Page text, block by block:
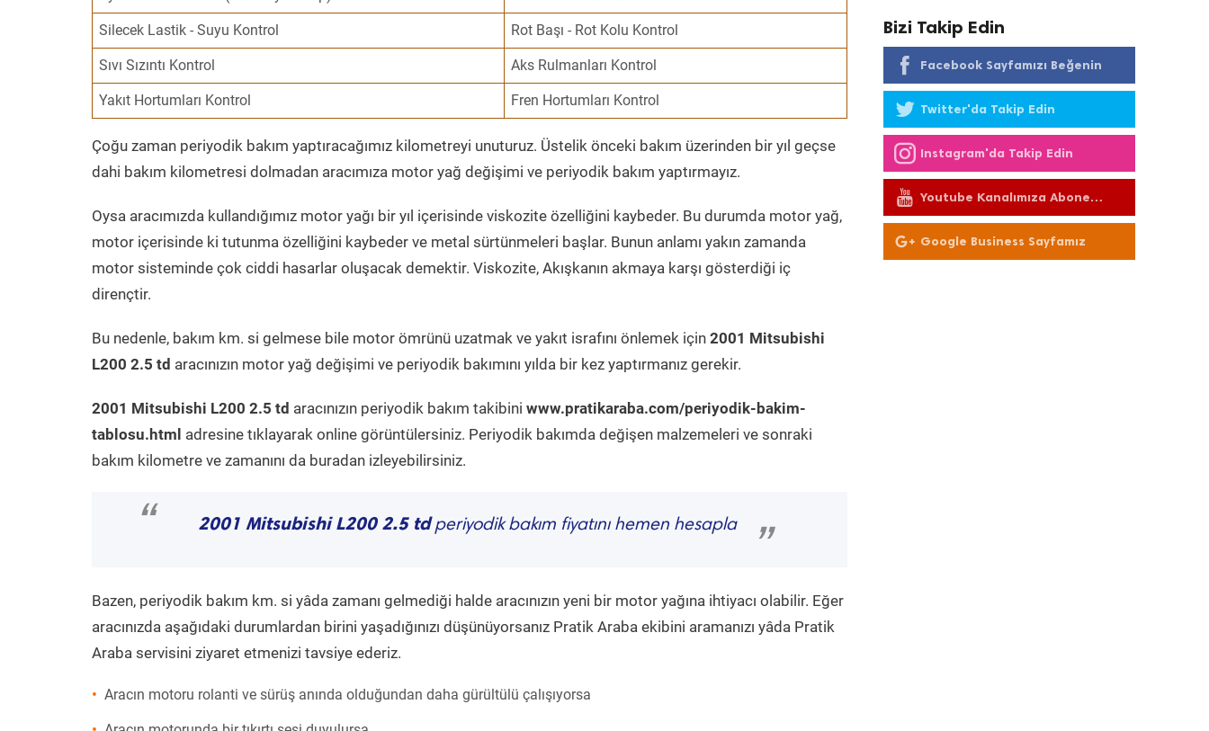
Silecek Lastik - Suyu Kontrol Rot Başı - Rot Kolu Kontrol
Sıvı Sızıntı Kontrol Aks Rulmanları Kontrol
Yakıt Hortumları Kontrol Fren Hortumları Kontrol
Çoğu zaman periyodik bakım yaptıracağımız kilometreyi unuturuz. Üstelik önceki bakım üzerinden bir yıl geçse
dahi bakım kilometresi dolmadan aracımıza motor yağ değişimi ve periyodik bakım yaptırmayız.
Oysa aracımızda kullandığımız motor yağı bir yıl içerisinde viskozite özelliğini kaybeder. Bu durumda motor yağ,
motor içerisinde ki tutunma özelliğini kaybeder ve metal sürtünmeleri başlar. Bunun anlamı yakın zamanda
motor sisteminde çok ciddi hasarlar oluşacak demektir. Viskozite, Akışkanın akmaya karşı gösterdiği iç
dirençtir.
Bu nedenle, bakım km. si gelmese bile motor ömrünü uzatmak ve yakıt israfını önlemek için 2001 Mitsubishi
L200 2.5 td aracınızın motor yağ değişimi ve periyodik bakımını yılda bir kez yaptırmanız gerekir.
2001 Mitsubishi L200 2.5 td aracınızın periyodik bakım takibini www.pratikaraba.com/periyodik-bakim-
tablosu.html adresine tıklayarak online görüntülersiniz. Periyodik bakımda değişen malzemeleri ve sonraki
bakım kilometre ve zamanını da buradan izleyebilirsiniz.
“ 2001 Mitsubishi L200 2.5 tdperiyodik bakım fiyatını hemen hesapla
”
Bazen, periyodik bakım km. si yâda zamanı gelmediği halde aracınızın yeni bir motor yağına ihtiyacı olabilir. Eğer
aracınızda aşağıdaki durumlardan birini yaşadığınızı düşünüyorsanız Pratik Araba ekibini aramanızı yâda Pratik
Araba servisini ziyaret etmenizi tavsiye ederiz.
Aracın motoru rolanti ve sürüş anında olduğundan daha gürültülü çalışıyorsa
Bizi Takip Edin
Facebook Sayfamızı Beğenin
Twitter'da Takip Edin
Instagram'da Takip Edin
Youtube Kanalımıza Abone
Olun
Google Business Sayfamız